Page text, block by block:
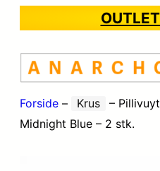
Forside – Krus –
Midnight Blue – 2 stk.